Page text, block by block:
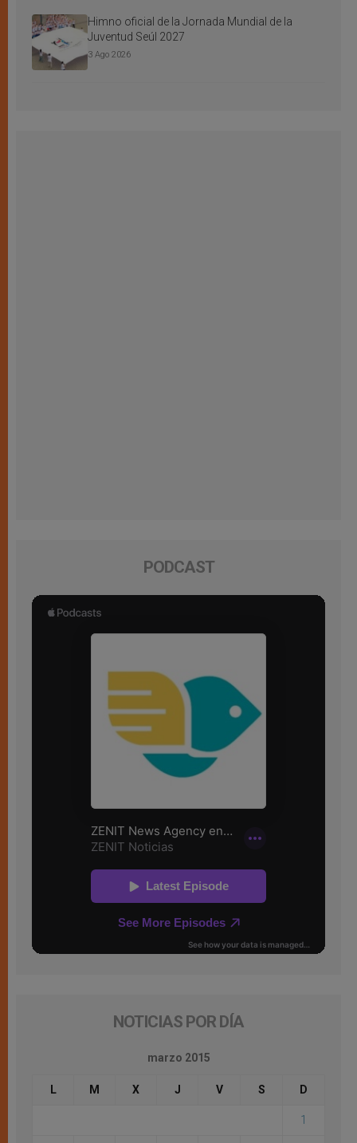
Himno oficial de la Jornada Mundial de la
Juventud Seúl 2027
3 Ago 2026
PODCAST
NOTICIAS POR DÍA
marzo 2015
L M X J V S D
1